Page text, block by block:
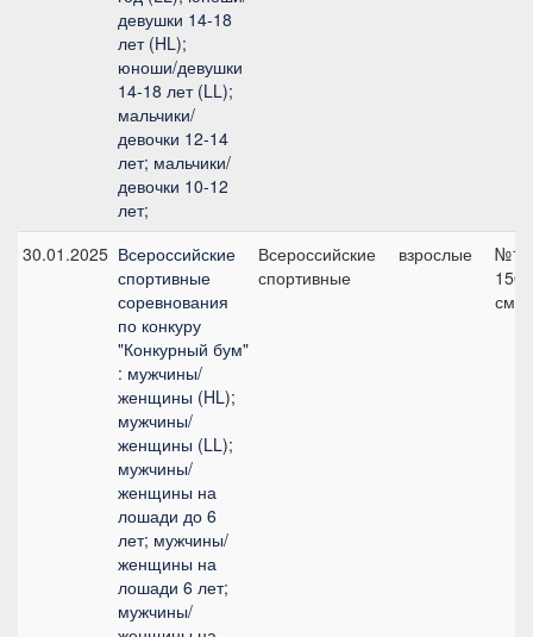
девушки 14-18
лет (HL);
юноши/девушки
14-18 лет (LL);
мальчики/
девочки 12-14
лет; мальчики/
девочки 10-12
лет;
30.01.2025 Всероссийские
спортивные
соревнования
по конкуру
"Конкурный бум"
: мужчины/
женщины (HL);
мужчины/
женщины (LL);
мужчины/
женщины на
лошади до 6
лет; мужчины/
женщины на
лошади 6 лет;
мужчины/
Всероссийские
спортивные
взрослые
150
см